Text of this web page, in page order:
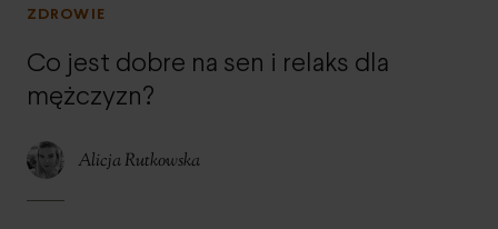
ZDROWIE
Co jest dobre na sen i relaks dla
mężczyzn?
Alicja Rutkowska